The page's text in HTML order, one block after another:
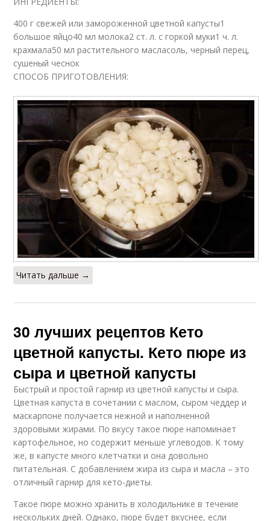
400 г свежей или замороженной цветной капусты1
большое яйцо40 мл молока2 ст. л. с горкой муки1 ч. л.
крахмала50 мл растительного масласоль, черный перец,
сушеный чеснок
СПОСОБ ПРИГОТОВЛЕНИЯ:
Читать дальше →
30 лучших рецептов Кето
цветной капусты. Кето пюре из
сыра и цветной капусты
Быстрый и простой гарнир из цветной капусты и сыра.
Цветная капуста в сочетании с маслом, сыром чеддер и
маскарпоне получается нежной и наполненной
здоровыми жирами. По вкусу такое пюре напоминает
картофельное, но содержит меньше углеводов. К тому
же, в капусте много клетчатки и она довольно
питательная. С добавлением жира из сыра и масла – это
отличный гарнир для кето-диеты.
Такое пюре можно хранить в холодильнике в течение
нескольких дней. Однако, пюре будет вкуснее, если